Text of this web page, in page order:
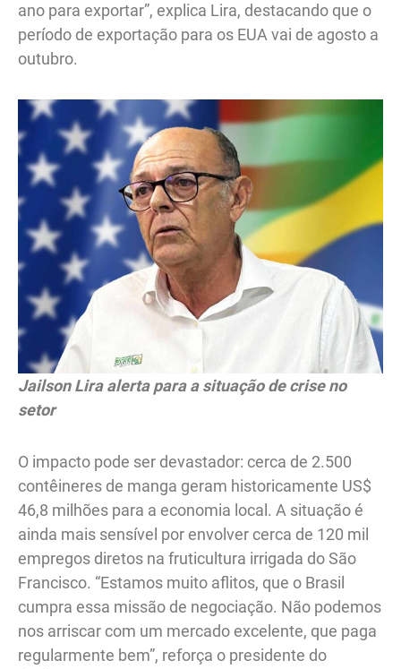
ano para exportar”, explica Lira, destacando que o
período de exportação para os EUA vai de agosto a
outubro.
Jailson Lira alerta para a situação de crise no
setor
O impacto pode ser devastador: cerca de 2.500
contêineres de manga geram historicamente US$
46,8 milhões para a economia local. A situação é
ainda mais sensível por envolver cerca de 120 mil
empregos diretos na fruticultura irrigada do São
Francisco. “Estamos muito aflitos, que o Brasil
cumpra essa missão de negociação. Não podemos
nos arriscar com um mercado excelente, que paga
regularmente bem”, reforça o presidente do